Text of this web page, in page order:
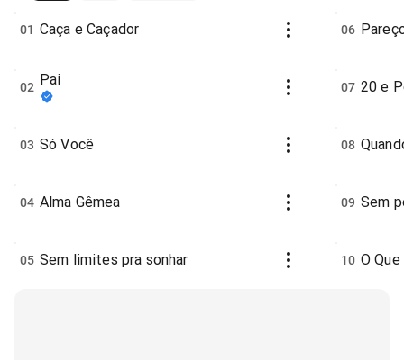
01 Caça e Caçador
02 Pai
03 Só Você
04 Alma Gêmea
05 Sem limites pra sonhar
06
07 20 e
08
09 Sem
10 O